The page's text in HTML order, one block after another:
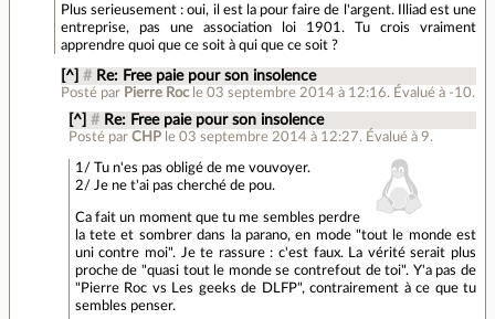
Plus serieusement : oui, il est la pour faire de l'argent. Illiad est une
entreprise, pas une association loi 1901. Tu crois vraiment
apprendre quoi que ce soit à qui que ce soit ?
[^] # Re: Free paie pour son insolence
Posté par Pierre Roc le 03 septembre 2014 à 12:16. Évalué à -10.
[^] # Re: Free paie pour son insolence
Posté par CHP le 03 septembre 2014 à 12:27.Évalué à 9.
1/ Tu n'es pas obligé de me vouvoyer.
2/ Je ne t'ai pas cherché de pou.
Ca fait un moment que tu me sembles perdre
la tete et sombrer dans la parano, en mode "tout le monde est
uni contre moi". Je te rassure : c'est faux. La vérité serait plus
proche de "quasi tout le monde se contrefout de toi". Y'a pas de
"Pierre Roc vs Les geeks de DLFP", contrairement à ce que tu
sembles penser.